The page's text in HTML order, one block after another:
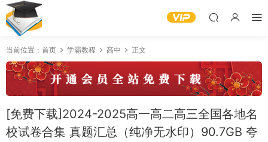
当前位置： 首页 学霸教程 高中 正文
[免费下载]2024-2025高一高二高三全国各地名
校试卷合集 真题汇总（纯净无水印）90.7GB 夸